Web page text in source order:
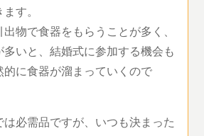
す。
物で食器をもらうことが多く、
多いと、結婚式に参加する機会も
に食器が溜まっていくので
必需品ですが、いつも決まった